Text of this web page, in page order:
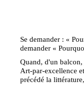
Se demander : «
demander «
Quand, d'un
Art-par-excellence
précédé la